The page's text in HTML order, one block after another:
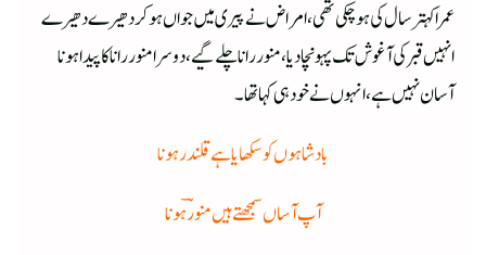
عمرا کہتر سال کی ہو چکی تھی، امراض نے پیری میں جواں ہوکر دھیرے دھیرے
انہیں قبر کی آغوش تک پہونچا دیا، منور رانا چلے گیے ، دوسرا منور رانا کا پیدا ہونا
آسان نہیں ہے، انہوں نے خود ہی کہا تھا۔
بادشاہوں کو سکھایا ہے قلندر ہونا
آپ آساں سمجھتے ہیں منورؔ ہونا